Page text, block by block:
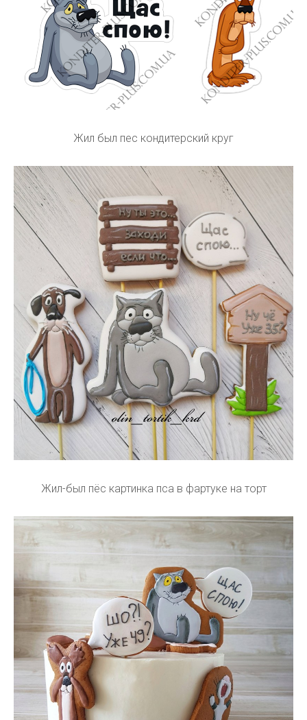
Жил был пес кондитерский круг
Жил-был пёс картинка пса в фартуке на торт